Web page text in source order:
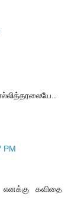
PM
கவிதை